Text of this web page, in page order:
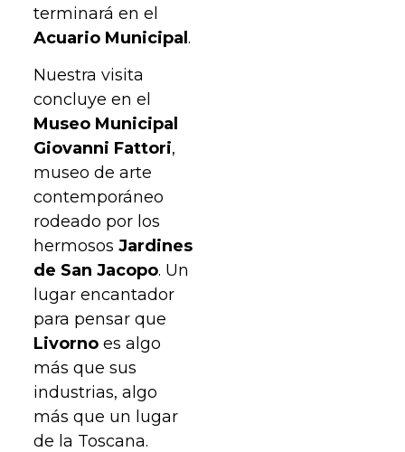
terminará en el
Acuario Municipal.
Nuestra visita
concluye en el
Museo Municipal
Giovanni Fattori,
museo de arte
contemporáneo
rodeado por los
hermososJardines
de San Jacopo. Un
lugar encantador
para pensar que
Livorno es algo
más que sus
industrias, algo
más que un lugar
de la Toscana.